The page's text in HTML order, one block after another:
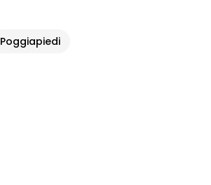
Poggiapiedi